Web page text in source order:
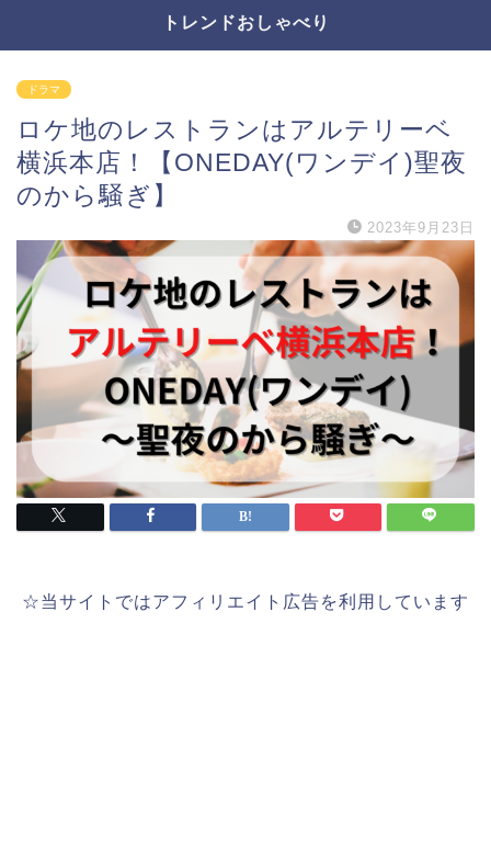
トレンドおしゃべり
ドラマ
ロケ地のレストランはアルテリーベ
横浜本店！【ONEDAY(ワンデイ)聖夜
のから騒ぎ】
2023年9月23日
☆当サイトではアフィリエイト広告を利用しています